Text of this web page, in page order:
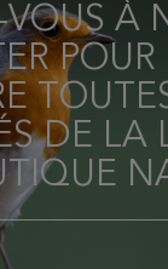
VOUS À
POUR
DE LA